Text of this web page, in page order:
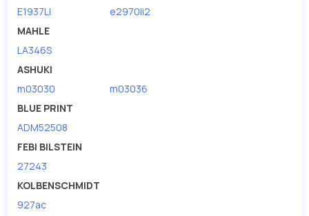
E1937LI
e2970li2
MAHLE
LA346S
ASHUKI
m03030
m03036
BLUE PRINT
ADM52508
FEBI BILSTEIN
27243
KOLBENSCHMIDT
927ac